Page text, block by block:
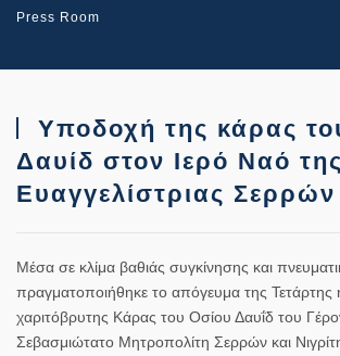
Press Room
Υποδοχή της κάρας
Δαυίδ στον Ιερό Ναό της
Ευαγγελίστριας Σερρών
Μέσα σε κλίμα βαθιάς συγκίνησης και
πραγματοποιήθηκε το απόγευμα της
χαριτόβρυτης Κάρας του Οσίου Δαυΐδ του
Σεβασμιώτατο Μητροπολίτη Σερρών και